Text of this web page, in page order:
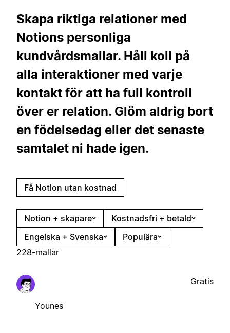
Skapa riktiga relationer med
Notions personliga
kundvårdsmallar. Håll koll på
alla interaktioner med varje
kontakt för att ha full kontroll
över er relation. Glöm aldrig bort
en födelsedag eller det senaste
samtalet ni hade igen.
Få Notion utan kostnad
Notion + skapare
Kostnadsfri + betald
Engelska + Svenska
Populära
228-mallar
Younes
Gratis